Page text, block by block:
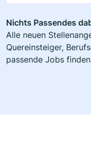
Nichts Passendes
Alle neuen
Quereinsteiger,
passende Jobs